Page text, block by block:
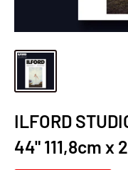
ILFORD
44" 111,8cm x